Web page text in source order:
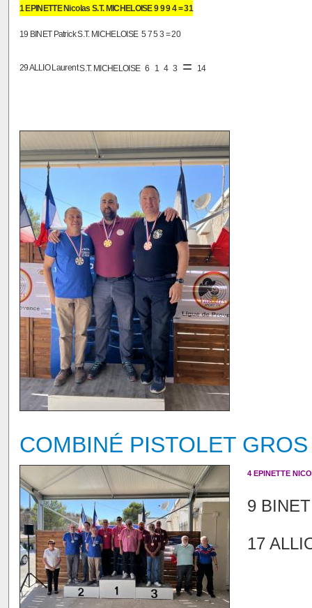
1 EPINETTE Nicolas S.T. MICHELOISE 9 9 9 4 = 31
19 BINET Patrick S.T. MICHELOISE 5 7 5 3 = 20
29 ALLIO LaurentS.T. MICHELOISE 6 1 4 3 = 14
COMBINÉ PISTOLET
4 EPINETTE
9
17